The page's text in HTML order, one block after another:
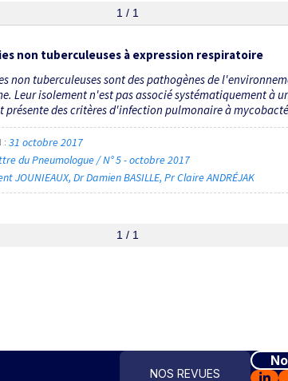
1 / 1
non tuberculeuses à expression respiratoire
non tuberculeuses sont des pathogènes de
Leur isolement n'est pas associé systématiquement à
présente des critères d'infection pulmonaire à
31 octobre 2017
du Pneumologue / N° 5 - octobre 2017
JOUNIEAUX Dr Damien BASILLE Pr Claire ANDRÉJAK
1 / 1
NOS REVUES